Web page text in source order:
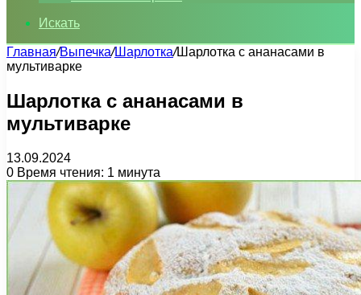
Искать
Главная/Выпечка/Шарлотка/Шарлотка с ананасами в
мультиварке
Шарлотка с ананасами в
мультиварке
13.09.2024
0 Время чтения: 1 минута